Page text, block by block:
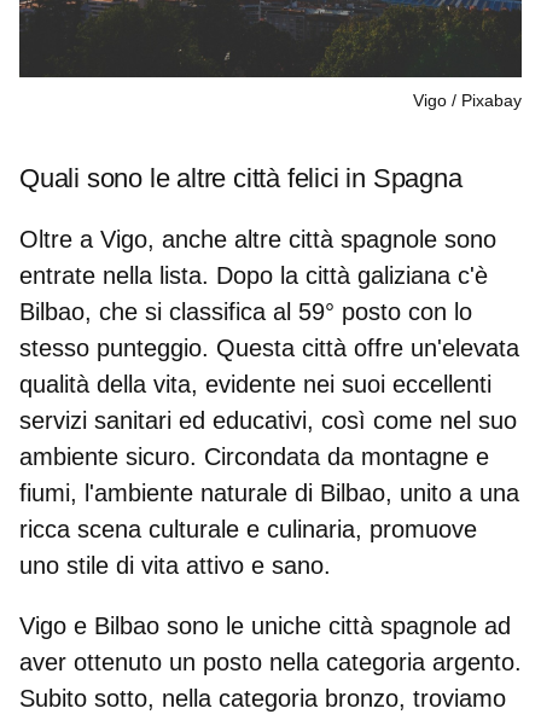
Vigo Pixabay
Quali sono le altre città felici in Spagna
Oltre a Vigo, anche altre città spagnole sono
entrate nella lista. Dopo la città galiziana c'è
Bilbao, che si classifica al 59° posto con lo
stesso punteggio. Questa città offre un'elevata
qualità della vita, evidente nei suoi eccellenti
servizi sanitari ed educativi, così come nel suo
ambiente sicuro. Circondata da montagne e
fiumi, l'ambiente naturale di Bilbao, unito a una
ricca scena culturale e culinaria, promuove
uno stile di vita attivo e sano.
Vigo e Bilbao sono le uniche città spagnole ad
aver ottenuto un posto nella categoria argento.
Subito sotto, nella categoria bronzo, troviamo